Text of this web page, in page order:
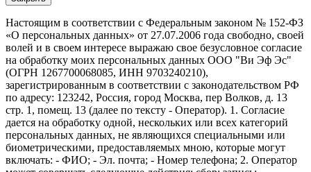
Настоящим в соответствии с Федеральным законом № 152-ФЗ
«О персональных данных» от 27.07.2006 года свободно, своей
волей и в своем интересе выражаю свое безусловное согласие
на обработку моих персональных данных ООО "Ви Эф Эс"
(ОГРН 1267700068085, ИНН 9703240210),
зарегистрированным в соответствии с законодательством РФ
по адресу: 123242, Россия, город Москва, пер Волков, д. 13
стр. 1, помещ. 13 (далее по тексту - Оператор). 1. Согласие
дается на обработку одной, нескольких или всех категорий
персональных данных, не являющихся специальными или
биометрическими, предоставляемых мною, которые могут
включать: - ФИО; - Эл. почта; - Номер телефона; 2. Оператор